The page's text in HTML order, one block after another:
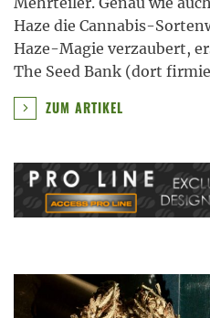
Haze die Cannabis-
Haze-Magie verzaubert,
The Seed Bank (dort
ZUM ARTIKEL